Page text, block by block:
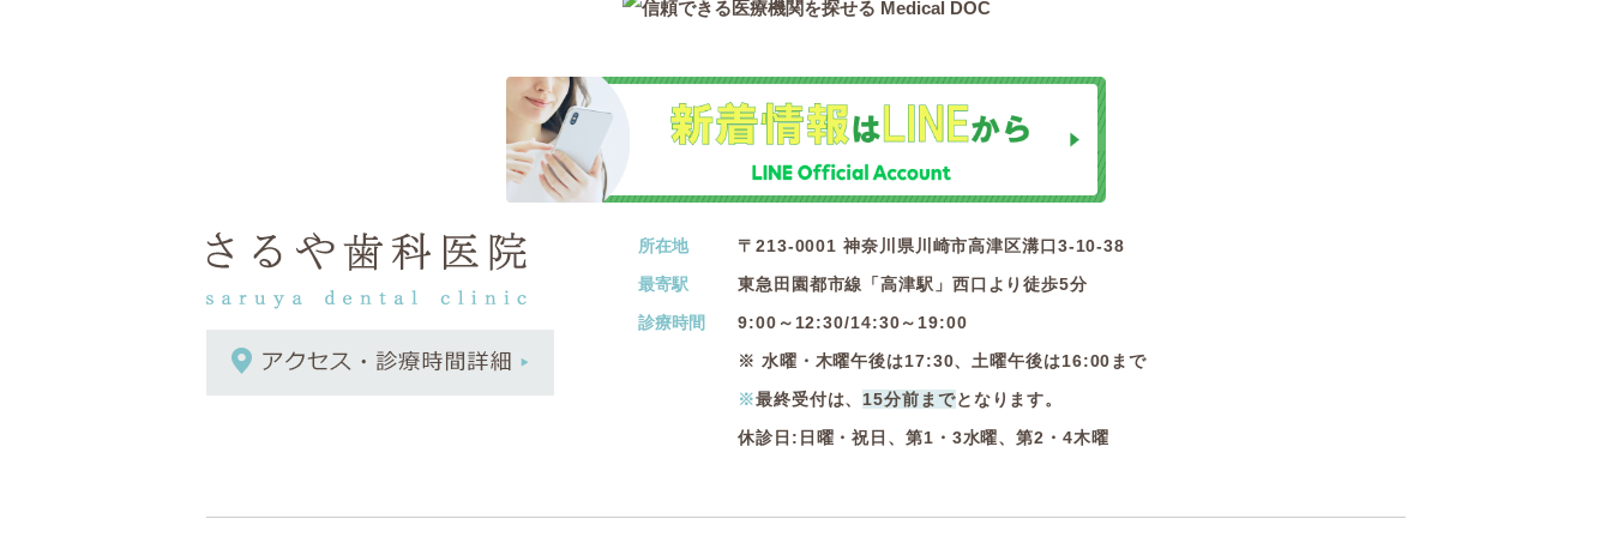
所在地
〒213-0001 神奈川県川崎市高津区溝口3-10-38
最寄駅
東急田園都市線「高津駅」西口より徒歩5分
診療時間
9:00～12:30/14:30～19:00
※ 水曜・木曜午後は17:30、土曜午後は16:00まで
※最終受付は、 15分前までとなります。
休診日:日曜・祝日、第1・3水曜、第2・4木曜